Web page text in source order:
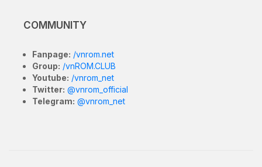
COMMUNITY
Fanpage: /vnrom.net
Group: /vnROM.CLUB
Youtube: /vnrom_net
Twitter: @vnrom_official
Telegram: @vnrom_net